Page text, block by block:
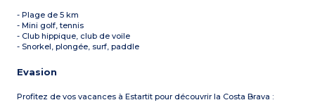
- Plage de 5 km
- Mini golf, tennis
- Club hippique, club de voile
- Snorkel, plongée, surf, paddle
Evasion
Profitez de vos vacances à Estartit pour découvrir la Costa Brava :